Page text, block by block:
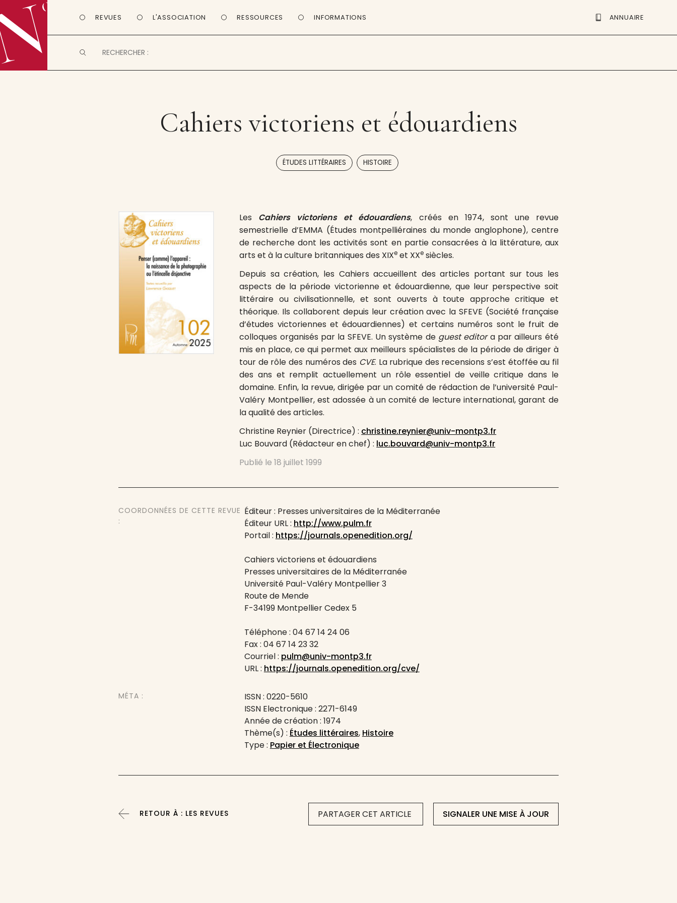
REVUES L'ASSOCIATION RESSOURCES INFORMATIONS ANNUAIRE
Cahiers victoriens et édouardiens
ÉTUDES LITTÉRAIRES HISTOIRE
Les Cahiers victoriens et édouardiens, créés en 1974, sont une revue
semestrielle d’EMMA (Études montpelliéraines du monde anglophone), centre
de recherche dont les activités sont en partie consacrées à la littérature, aux
arts et à la culture britanniques des XIXe et XXe siècles.
Depuis sa création, les Cahiers accueillent des articles portant sur tous les
aspects de la période victorienne et édouardienne, que leur perspective soit
littéraire ou civilisationnelle, et sont ouverts à toute approche critique et
théorique. Ils collaborent depuis leur création avec la SFEVE (Société française
d’études victoriennes et édouardiennes) et certains numéros sont le fruit de
colloques organisés par la SFEVE. Un système de guest editora par ailleurs été
mis en place, ce qui permet aux meilleurs spécialistes de la période de diriger à
tour de rôle des numéros des CVE. La rubrique des recensions s’est étoffée au fil
des ans et remplit actuellement un rôle essentiel de veille critique dans le
domaine. Enfin, la revue, dirigée par un comité de rédaction de l’université Paul-
Valéry Montpellier, est adossée à un comité de lecture international, garant de
la qualité des articles.
Christine Reynier (Directrice) : christine.reynier@univ-montp3.fr
Luc Bouvard (Rédacteur en chef) : luc.bouvard@univ-montp3.fr
Publié le18 juillet 1999
COORDONNÉES DE CETTE REVUE
:
Éditeur : Presses universitaires de la Méditerranée
Éditeur URL : http://www.pulm.fr
Portail : https://journals.openedition.org/
Cahiers victoriens et édouardiens
Presses universitaires de la Méditerranée
Université Paul-Valéry Montpellier 3
Route de Mende
F-34199 Montpellier Cedex 5
Téléphone : 04 67 14 24 06
Fax : 04 67 14 23 32
Courriel : pulm@univ-montp3.fr
URL : https://journals.openedition.org/cve/
MÉTA :
ISSN : 0220-5610
ISSN Electronique : 2271-6149
Année de création : 1974
Thème(s) : Études littéraires, Histoire
Type : Papier et Électronique
PARTAGER CET ARTICLE SIGNALER UNE MISE À JOUR
RETOUR À : LES REVUES